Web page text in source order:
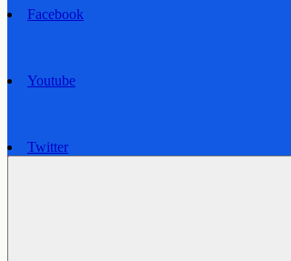
Facebook
Youtube
Twitter